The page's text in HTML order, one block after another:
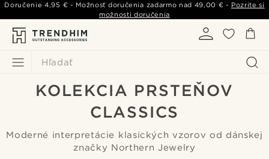
Hľadať
Doručenie4,95 € - Možnosť doručenia zadarmo nad 49,00 € - Pozrite si
možnosti doručenia
KOLEKCIA PRSTEŇOV
CLASSICS
Moderné interpretácie klasických vzorov od dánskej
značky Northern Jewelry